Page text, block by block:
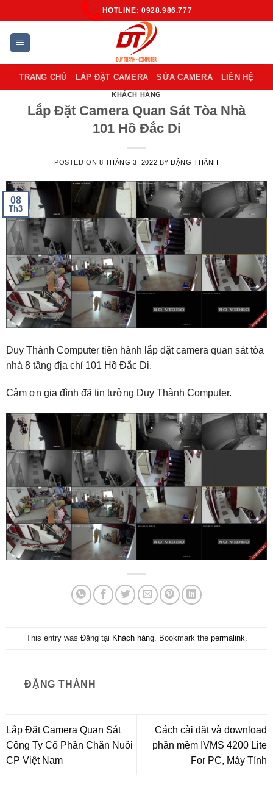
to
content
HOTLINE: 0928.986.777
TRANG CHỦ LẮP ĐẶT CAMERA SỬA CAMERA LIÊN HỆ
KHÁCH HÀNG
Lắp Đặt Camera Quan Sát Tòa Nhà
101 Hồ Đắc Di
POSTED ON 8 THÁNG 3, 2022 BYĐẶNG THÀNH
08
Th3
Duy Thành Computer tiền hành lắp đặt camera quan sát tòa
nhà 8 tầng địa chỉ 101 Hồ Đắc Di.
Cảm ơn gia đình đã tin tưởng Duy Thành Computer.
This entry was Đăng tại Khách hàng. Bookmark the permalink
ĐẶNG THÀNH
Lắp Đặt Camera Quan Sát
Công Ty Cổ Phần Chăn Nuôi
CP Việt Nam
Cách cài đặt và download
phần mềm IVMS 4200 Lite
For PC, Máy Tính